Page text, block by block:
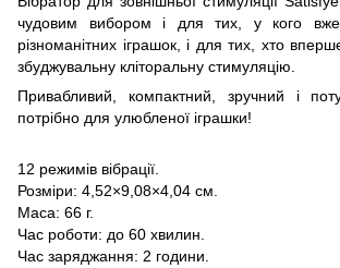
чудовим вибором і для тих, у кого вже
різноманітних іграшок, і для тих, хто
збуджувальну кліторальну стимуляцію.
Привабливий, компактний, зручний і
потрібно для улюбленої іграшки!
12 режимів вібрації.
Розміри: 4,52×9,08×4,04 см.
Маса: 66 г.
Час роботи: до 60 хвилин.
Час заряджання: 2 години.